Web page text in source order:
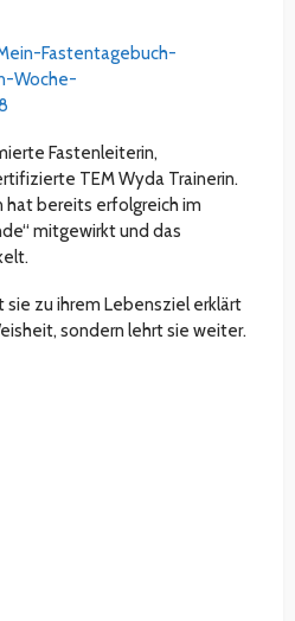
Fastentagebuch-
Woche-
Fastenleiterin,
TEM Wyda Trainerin.
hat bereits erfolgreich im
mitgewirkt und das
sie zu ihrem Lebensziel erklärt
sondern lehrt sie weiter.